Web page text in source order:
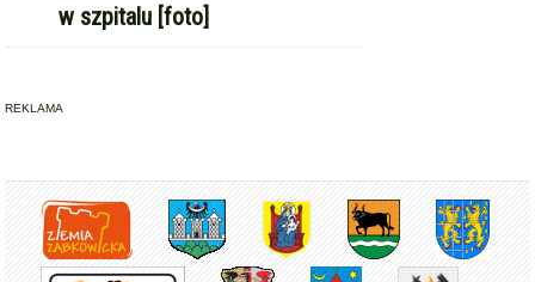
w szpitalu [foto]
REKLAMA